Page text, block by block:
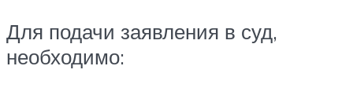
Для подачи заявления в суд,
необходимо: